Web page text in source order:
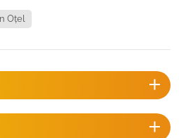
proiecte specifice. VIDEO DE
(Demonstrație): Proiectăm și
de montare pentru proiecte solare
ezitați să ne contactați pentru mai
specifice.
Oțel